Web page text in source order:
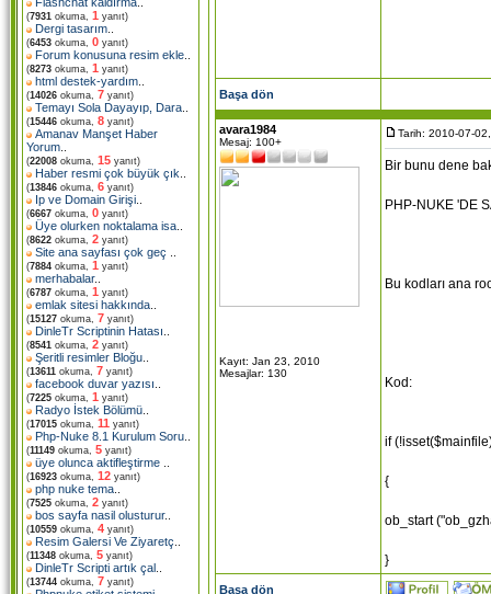
(7931 okuma, 1 yanıt)
Dergi tasarım
(6453 okuma, 0 yanıt)
Forum konusuna resim ekle
(8273 okuma, 1 yanıt)
html destek-yardım
(14026 okuma, 7 yanıt)
Temayı Sola Dayayıp, Dara
(15446 okuma, 8 yanıt)
Amanav Manşet Haber
Yorum
(22008 okuma, 15 yanıt)
Haber resmi çok büyük çık
(13846 okuma, 6 yanıt)
Ip ve Domain Girişi
(6667 okuma, 0 yanıt)
Üye olurken noktalama isa
(8622 okuma, 2 yanıt)
Site ana sayfası çok geç
(7884 okuma, 1 yanıt)
merhabalar..
(6787 okuma, 1 yanıt)
emlak sitesi hakkında
(15127 okuma, 7 yanıt)
DinleTr Scriptinin Hatası
(8541 okuma, 2 yanıt)
Şeritli resimler Bloğu
(13611 okuma, 7 yanıt)
facebook duvar yazısı
(7225 okuma, 1 yanıt)
Radyo İstek Bölümü
(17015 okuma, 11 yanıt)
Php-Nuke 8.1 Kurulum Soru
(11149 okuma, 5 yanıt)
üye olunca aktifleştirme
(16923 okuma, 12 yanıt)
php nuke tema
(7525 okuma, 2 yanıt)
bos sayfa nasil olusturur..
(10559 okuma, 4 yanıt)
Resim Galersi Ve Ziyaretç
(11348 okuma, 5 yanıt)
DinleTr Scripti artık çal
(13744 okuma, 7 yanıt)
Başa dön
avara1984
Mesaj: 100+
Kayıt: Jan 23, 2010
Mesajlar: 130
Tarih: 2010-07-
Bir bunu dene
PHP-NUKE 'DE
Bu kodları ana
Kod:
if
{
ob_start
}
Başa dön